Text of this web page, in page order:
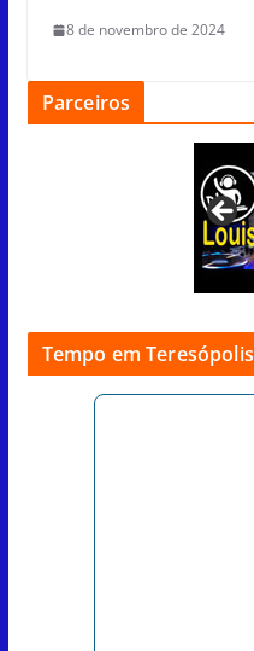
8 de novembro de 2024
Parceiros
Tempo em Teresópolis